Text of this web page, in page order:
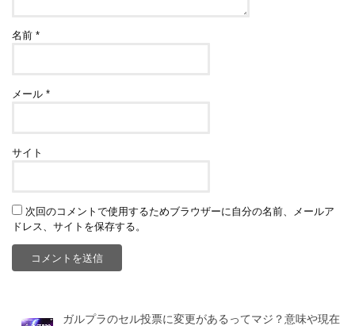
名前*
メール*
サイト
次回のコメントで使用するためブラウザーに自分の名前、メールア
ドレス、サイトを保存する。
ガルプラのセル投票に変更があるってマジ？意味や現在